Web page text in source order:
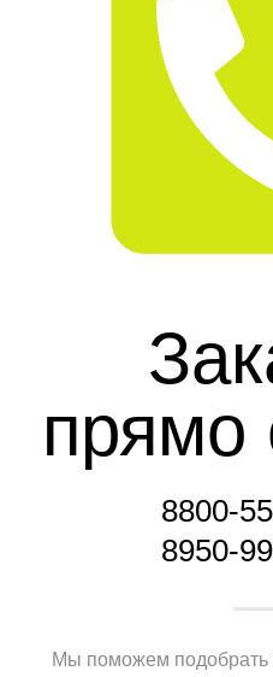
прямо
8800-
8950-
Мы поможем подобрать